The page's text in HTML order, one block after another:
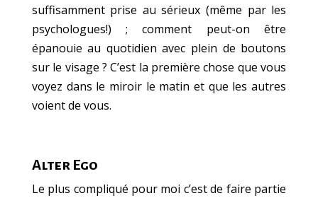
suffisamment prise au sérieux (même par les
psychologues!) ; comment peut-on être
épanouie au quotidien avec plein de boutons
sur le visage ? C’est la première chose que vous
voyez dans le miroir le matin et que les autres
voient de vous.
Alter Ego
Le plus compliqué pour moi c’est de faire partie